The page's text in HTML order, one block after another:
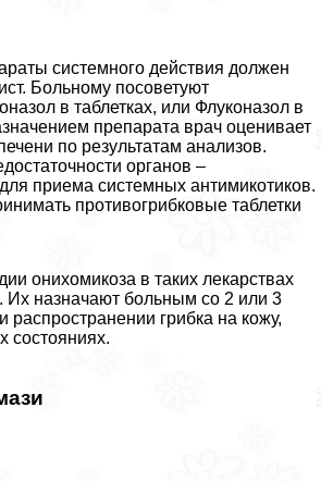
системного действия должен
Больному посоветуют
в таблетках, или Флуконазол в
препарата врач оценивает
по результатам анализов.
органов –
приема системных антимикотиков.
противогрибковые таблетки
онихомикоза в таких лекарствах
Их назначают больным со 2 или 3
распространении грибка на кожу,
состояниях.